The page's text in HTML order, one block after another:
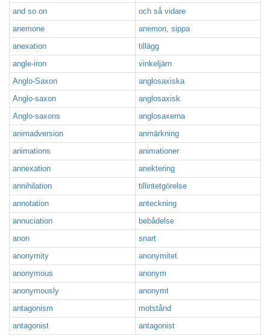
and so on
och så vidare
anemone
anemon, sippa
anexation
tillägg
angle-iron
vinkeljärn
Anglo-Saxon
anglosaxiska
Anglo-saxon
anglosaxisk
Anglo-saxons
anglosaxerna
animadversion
anmärkning
animations
animationer
annexation
anektering
annihilation
tillintetgörelse
annotation
anteckning
annuciation
bebådelse
anon
snart
anonymity
anonymitet
anonymous
anonym
anonymously
anonymt
antagonism
motstånd
antagonist
antagonist